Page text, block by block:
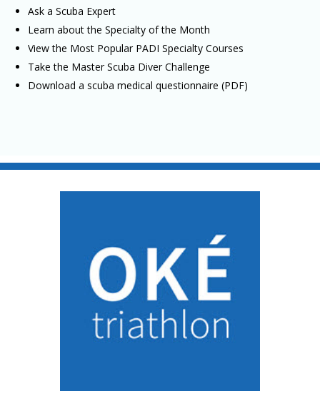
Ask a Scuba Expert
Learn about the Specialty of the Month
View the Most Popular PADI Specialty Courses
Take the Master Scuba Diver Challenge
Download a scuba medical questionnaire (PDF)